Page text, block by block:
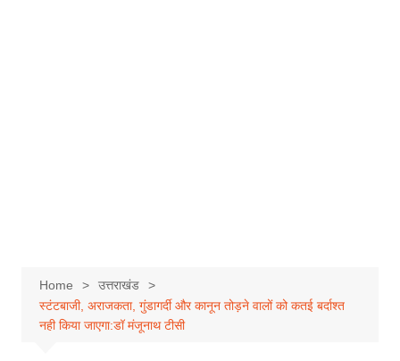
Home
उत्तराखंड
स्टंटबाजी, अराजकता, गुंडागर्दी और कानून तोड़ने वालों को कतई बर्दाश्त
नही किया जाएगा:डॉ मंजूनाथ टीसी